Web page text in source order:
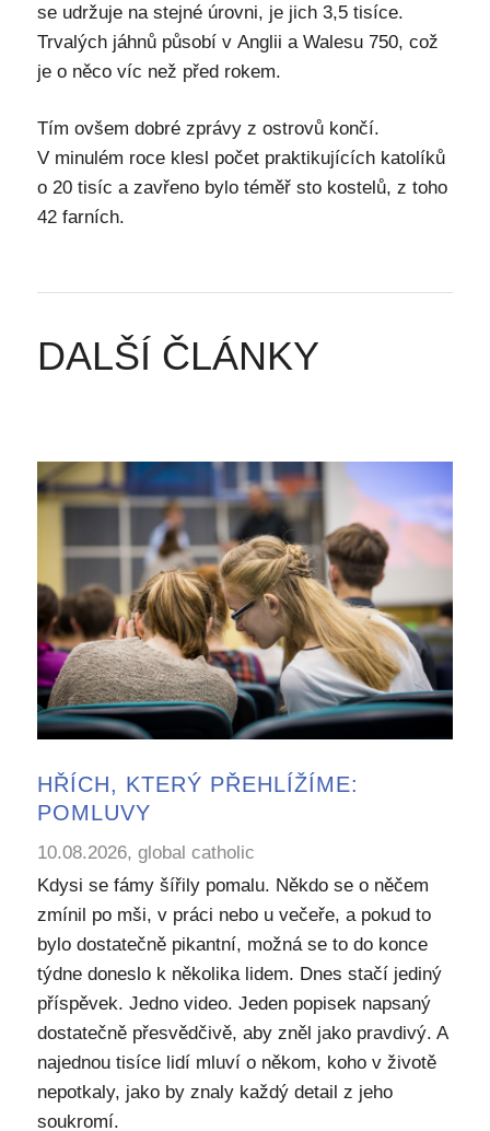
se udržuje na stejné úrovni, je jich 3,5 tisíce.
Trvalých jáhnů působí v Anglii a Walesu 750, což
je o něco víc než před rokem.
Tím ovšem dobré zprávy z ostrovů končí.
V minulém roce klesl počet praktikujících katolíků
o 20 tisíc a zavřeno bylo téměř sto kostelů, z toho
42 farních.
DALŠÍ ČLÁNKY
HŘÍCH, KTERÝ PŘEHLÍŽÍME:
POMLUVY
10.08.2026, global catholic
Kdysi se fámy šířily pomalu. Někdo se o něčem
zmínil po mši, v práci nebo u večeře, a pokud to
bylo dostatečně pikantní, možná se to do konce
týdne doneslo k několika lidem. Dnes stačí jediný
příspěvek. Jedno video. Jeden popisek napsaný
dostatečně přesvědčivě, aby zněl jako pravdivý. A
najednou tisíce lidí mluví o někom, koho v životě
nepotkaly, jako by znaly každý detail z jeho
soukromí.